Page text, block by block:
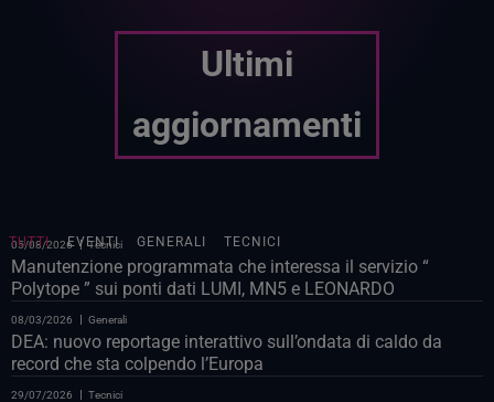
Ultimi
aggiornamenti
EVENTI GENERALI TECNICI
TUTTI
05/08/2026 Tecnici
Manutenzione programmata che interessa il servizio “
Polytope ” sui ponti dati LUMI, MN5 e LEONARDO
08/03/2026 Generali
DEA: nuovo reportage interattivo sull’ondata di caldo da
record che sta colpendo l’Europa
29/07/2026 Tecnici